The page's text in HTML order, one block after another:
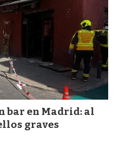
bar en Madrid: al
graves